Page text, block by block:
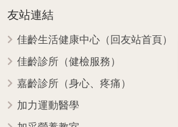
友站連結
佳齡生活健康中心（回友站首頁）
佳齡診所（健檢服務）
嘉齡診所（身心、疼痛）
加力運動醫學